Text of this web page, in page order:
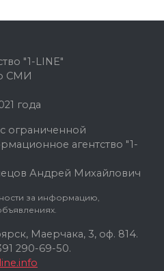
"1-LINE"
СМИ
года
ограниченной
агентство "1-
Андрей Михайлович
за информацию,
Маерчака, 3, оф. 814.
290-69-50.